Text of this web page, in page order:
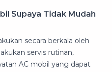
Supaya Tidak Mudah
secara berkala oleh
servis rutinan,
AC mobil yang dapat